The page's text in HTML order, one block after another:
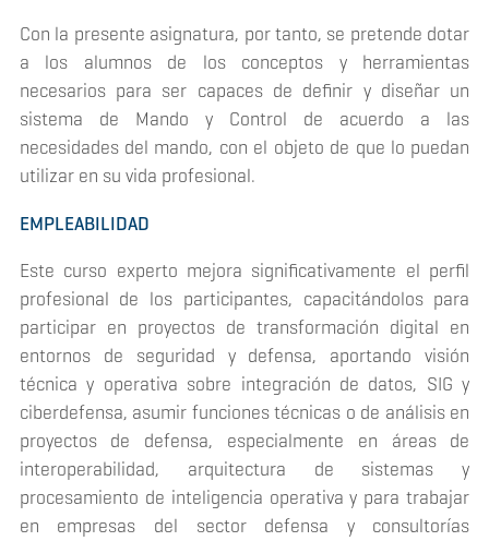
Con la presente asignatura, por tanto, se pretende dotar
a los alumnos de los conceptos y herramientas
necesarios para ser capaces de definir y diseñar un
sistema de Mando y Control de acuerdo a las
necesidades del mando, con el objeto de que lo puedan
utilizar en su vida profesional.
EMPLEABILIDAD
Este curso experto mejora significativamente el perfil
profesional de los participantes, capacitándolos para
participar en proyectos de transformación digital en
entornos de seguridad y defensa, aportando visión
técnica y operativa sobre integración de datos, SIG y
ciberdefensa, asumir funciones técnicas o de análisis en
proyectos de defensa, especialmente en áreas de
interoperabilidad, arquitectura de sistemas y
procesamiento de inteligencia operativa y para trabajar
en empresas del sector defensa y consultorías